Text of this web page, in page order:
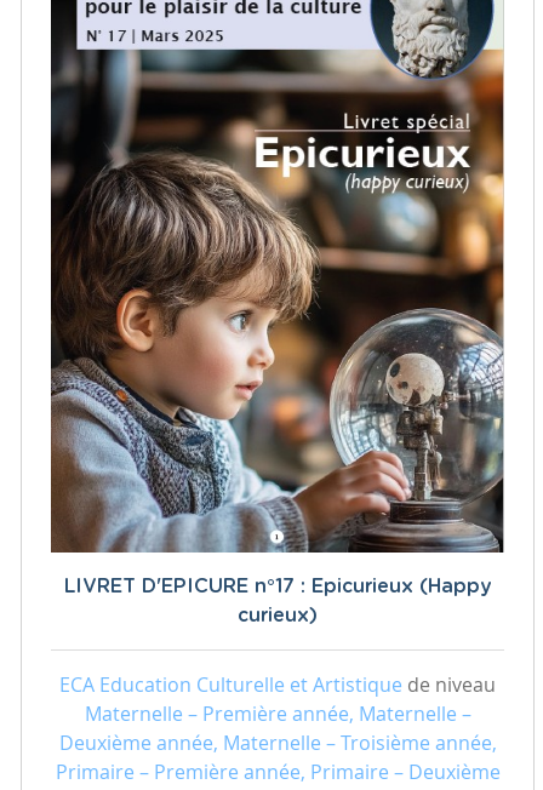
LIVRET D'EPICURE n°17 : Epicurieux (Happy
curieux)
ECA Education Culturelle et Artistique de niveau
Maternelle – Première année, Maternelle –
Deuxième année, Maternelle – Troisième année,
Primaire – Première année, Primaire – Deuxième